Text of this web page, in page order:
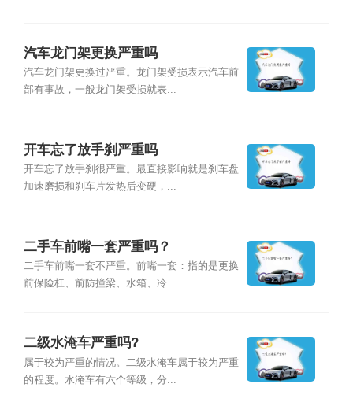
汽车龙门架更换严重吗
汽车龙门架更换过严重。龙门架受损表示汽车前
部有事故，一般龙门架受损就表...
开车忘了放手刹严重吗
开车忘了放手刹很严重。最直接影响就是刹车盘
加速磨损和刹车片发热后变硬，...
二手车前嘴一套严重吗？
二手车前嘴一套不严重。前嘴一套：指的是更换
前保险杠、前防撞梁、水箱、冷...
二级水淹车严重吗?
属于较为严重的情况。二级水淹车属于较为严重
的程度。水淹车有六个等级，分...